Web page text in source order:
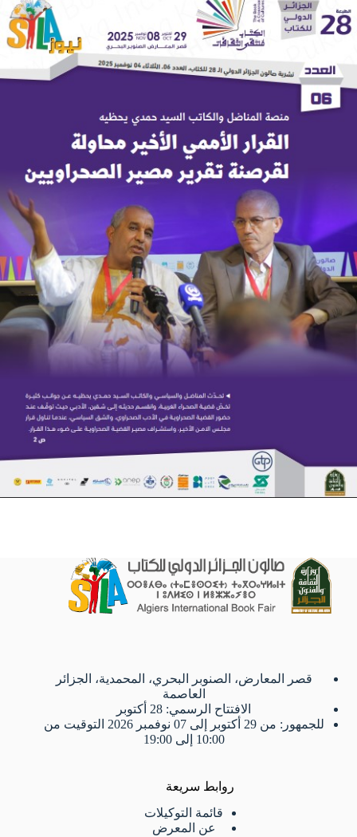
قصر المعارض، الصنوبر البحري، المحمدية، الجزائر
العاصمة
الافتتاح الرسمي: 28 أكتوبر
للجمهور: من 29 أكتوبر إلى 07 نوفمبر 2026 التوقيت من
10:00 إلى 19:00
روابط سريعة
قائمة التوكيلات
عن المعرض